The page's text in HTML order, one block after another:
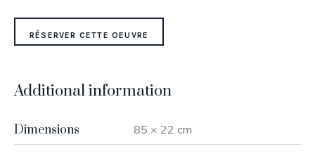
RÉSERVER CETTE OEUVRE
Additional information
Dimensions 85 × 22 cm